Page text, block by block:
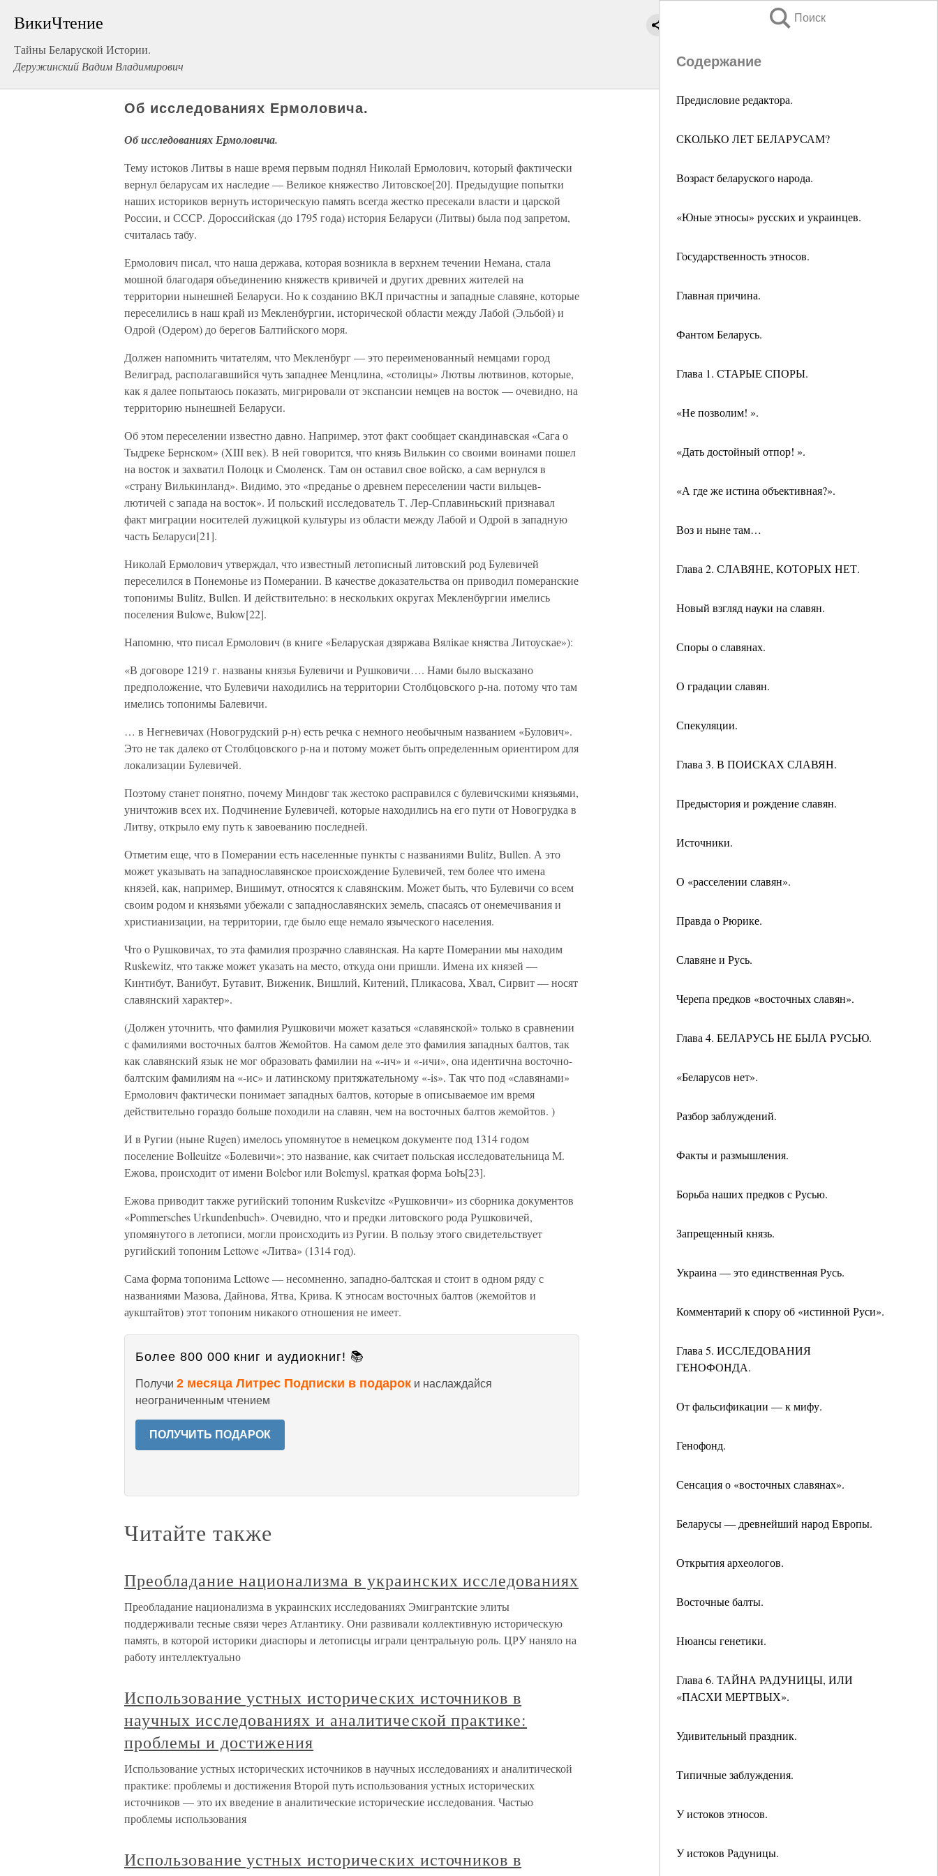
ВикиЧтение
Тайны Беларуской Истории.
Деружинский Вадим Владимирович
Поиск
Содержание
Предисловие редактора.
СКОЛЬКО ЛЕТ БЕЛАРУСАМ?
Возраст беларуского народа.
«Юные этносы» русских и украинцев.
Государственность этносов.
Главная причина.
Фантом Беларусь.
Глава 1. СТАРЫЕ СПОРЫ.
«Не позволим! ».
«Дать достойный отпор! ».
«А где же истина объективная?».
Воз и ныне там…
Глава 2. СЛАВЯНЕ, КОТОРЫХ НЕТ.
Новый взгляд науки на славян.
Споры о славянах.
О градации славян.
Спекуляции.
Глава 3. В ПОИСКАХ СЛАВЯН.
Предыстория и рождение славян.
Источники.
О «расселении славян».
Правда о Рюрике.
Славяне и Русь.
Черепа предков «восточных славян».
Глава 4. БЕЛАРУСЬ НЕ БЫЛА РУСЬЮ.
«Беларусов нет».
Разбор заблуждений.
Факты и размышления.
Борьба наших предков с Русью.
Запрещенный князь.
Украина — это единственная Русь.
Комментарий к спору об «истинной Руси».
Глава 5. ИССЛЕДОВАНИЯ
ГЕНОФОНДА.
От фальсификации — к мифу.
Генофонд.
Сенсация о «восточных славянах».
Беларусы — древнейший народ Европы.
Открытия археологов.
Восточные балты.
Нюансы генетики.
Глава 6. ТАЙНА РАДУНИЦЫ, ИЛИ
«ПАСХИ МЕРТВЫХ».
Удивительный праздник.
Типичные заблуждения.
У истоков этносов.
У истоков Радуницы.
Об исследованиях Ермоловича.
Об исследованиях Ермоловича.
Тему истоков Литвы в наше время первым поднял Николай Ермолович, который фактически
вернул беларусам их наследие — Великое княжество Литовское[20]. Предыдущие попытки
наших историков вернуть историческую память всегда жестко пресекали власти и царской
России, и СССР. Дороссийская (до 1795 года) история Беларуси (Литвы) была под запретом,
считалась табу.
Ермолович писал, что наша держава, которая возникла в верхнем течении Немана, стала
мошной благодаря объединению княжеств кривичей и других древних жителей на
территории нынешней Беларуси. Но к созданию ВКЛ причастны и западные славяне, которые
переселились в наш край из Мекленбургии, исторической области между Лабой (Эльбой) и
Одрой (Одером) до берегов Балтийского моря.
Должен напомнить читателям, что Мекленбург — это переименованный немцами город
Велиград, располагавшийся чуть западнее Менцлина, «столицы» Лютвы лютвинов, которые,
как я далее попытаюсь показать, мигрировали от экспансии немцев на восток — очевидно, на
территорию нынешней Беларуси.
Об этом переселении известно давно. Например, этот факт сообщает скандинавская «Сага о
Тыдреке Бернском» (XIII век). В ней говорится, что князь Вилькин со своими воинами пошел
на восток и захватил Полоцк и Смоленск. Там он оставил свое войско, а сам вернулся в
«страну Вилькинланд». Видимо, это «преданье о древнем переселении части вильцев-
лютичей с запада на восток». И польский исследователь Т. Лер-Сплавиньский признавал
факт миграции носителей лужицкой культуры из области между Лабой и Одрой в западную
часть Беларуси[21].
Николай Ермолович утверждал, что известный летописный литовский род Булевичей
переселился в Понемонье из Померании. В качестве доказательства он приводил померанские
топонимы Bulitz, Bullen. И действительно: в нескольких округах Мекленбургии имелись
поселения Bulowe, Bulow[22].
Напомню, что писал Ермолович (в книге «Беларуская дзяржава Вялікае княства Литоускае»):
«В договоре 1219 г. названы князья Булевичи и Рушковичи…. Нами было высказано
предположение, что Булевичи находились на территории Столбцовского р-на. потому что там
имелись топонимы Балевичи.
… в Негневичах (Новогрудский р-н) есть речка с немного необычным названием «Булович».
Это не так далеко от Столбцовского р-на и потому может быть определенным ориентиром для
локализации Булевичей.
Поэтому станет понятно, почему Миндовг так жестоко расправился с булевичскими князьями,
уничтожив всех их. Подчинение Булевичей, которые находились на его пути от Новогрудка в
Литву, открыло ему путь к завоеванию последней.
Отметим еще, что в Померании есть населенные пункты с названиями Bulitz, Bullen. А это
может указывать на западнославянское происхождение Булевичей, тем более что имена
князей, как, например, Вишимут, относятся к славянским. Может быть, что Булевичи со всем
своим родом и князьями убежали с западнославянских земель, спасаясь от онемечивания и
христианизации, на территории, где было еще немало языческого населения.
Что о Рушковичах, то эта фамилия прозрачно славянская. На карте Померании мы находим
Ruskewitz, что также может указать на место, откуда они пришли. Имена их князей —
Кинтибут, Ванибут, Бутавит, Виженик, Вишлий, Китений, Пликасова, Хвал, Сирвит — носят
славянский характер».
(Должен уточнить, что фамилия Рушковичи может казаться «славянской» только в сравнении
с фамилиями восточных балтов Жемойтов. На самом деле это фамилия западных балтов, так
как славянский язык не мог образовать фамилии на «-ич» и «-ичи», она идентична восточно-
балтским фамилиям на «-ис» и латинскому притяжательному «-is». Так что под «славянами»
Ермолович фактически понимает западных балтов, которые в описываемое им время
действительно гораздо больше походили на славян, чем на восточных балтов жемойтов. )
И в Ругии (ныне Rugen) имелось упомянутое в немецком документе под 1314 годом
поселение Bolleuitze «Болевичи»; это название, как считает польская исследовательница М.
Ежова, происходит от имени Bolebor или Bolemysl, краткая форма Ьоlъ[23].
Ежова приводит также ругийский топоним Ruskevitze «Рушковичи» из сборника документов
«Pommersches Urkundenbuch». Очевидно, что и предки литовского рода Рушковичей,
упомянутого в летописи, могли происходить из Ругии. В пользу этого свидетельствует
ругийский топоним Lettowe «Литва» (1314 год).
Сама форма топонима Lettowe — несомненно, западно-балтская и стоит в одном ряду с
названиями Мазова, Дайнова, Ятва, Крива. К этносам восточных балтов (жемойтов и
аукштайтов) этот топоним никакого отношения не имеет.
Более 800 000 книг и аудиокниг! 📚
Получи 2 месяца Литрес Подписки в подарок и наслаждайся
неограниченным чтением
ПОЛУЧИТЬ ПОДАРОК
Читайте также
Преобладание национализма в украинских исследованиях
Преобладание национализма в украинских исследованиях Эмигрантские элиты
поддерживали тесные связи через Атлантику. Они развивали коллективную историческую
память, в которой историки диаспоры и летописцы играли центральную роль. ЦРУ наняло на
работу интеллектуально
Использование устных исторических источников в
научных исследованиях и аналитической практике:
проблемы и достижения
Использование устных исторических источников в научных исследованиях и аналитической
практике: проблемы и достижения Второй путь использования устных исторических
источников — это их введение в аналитические исторические исследования. Частью
проблемы использования
Использование устных исторических источников в